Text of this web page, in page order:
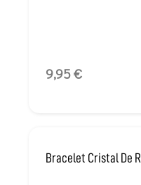
9,95 €
Bracelet Cristal De